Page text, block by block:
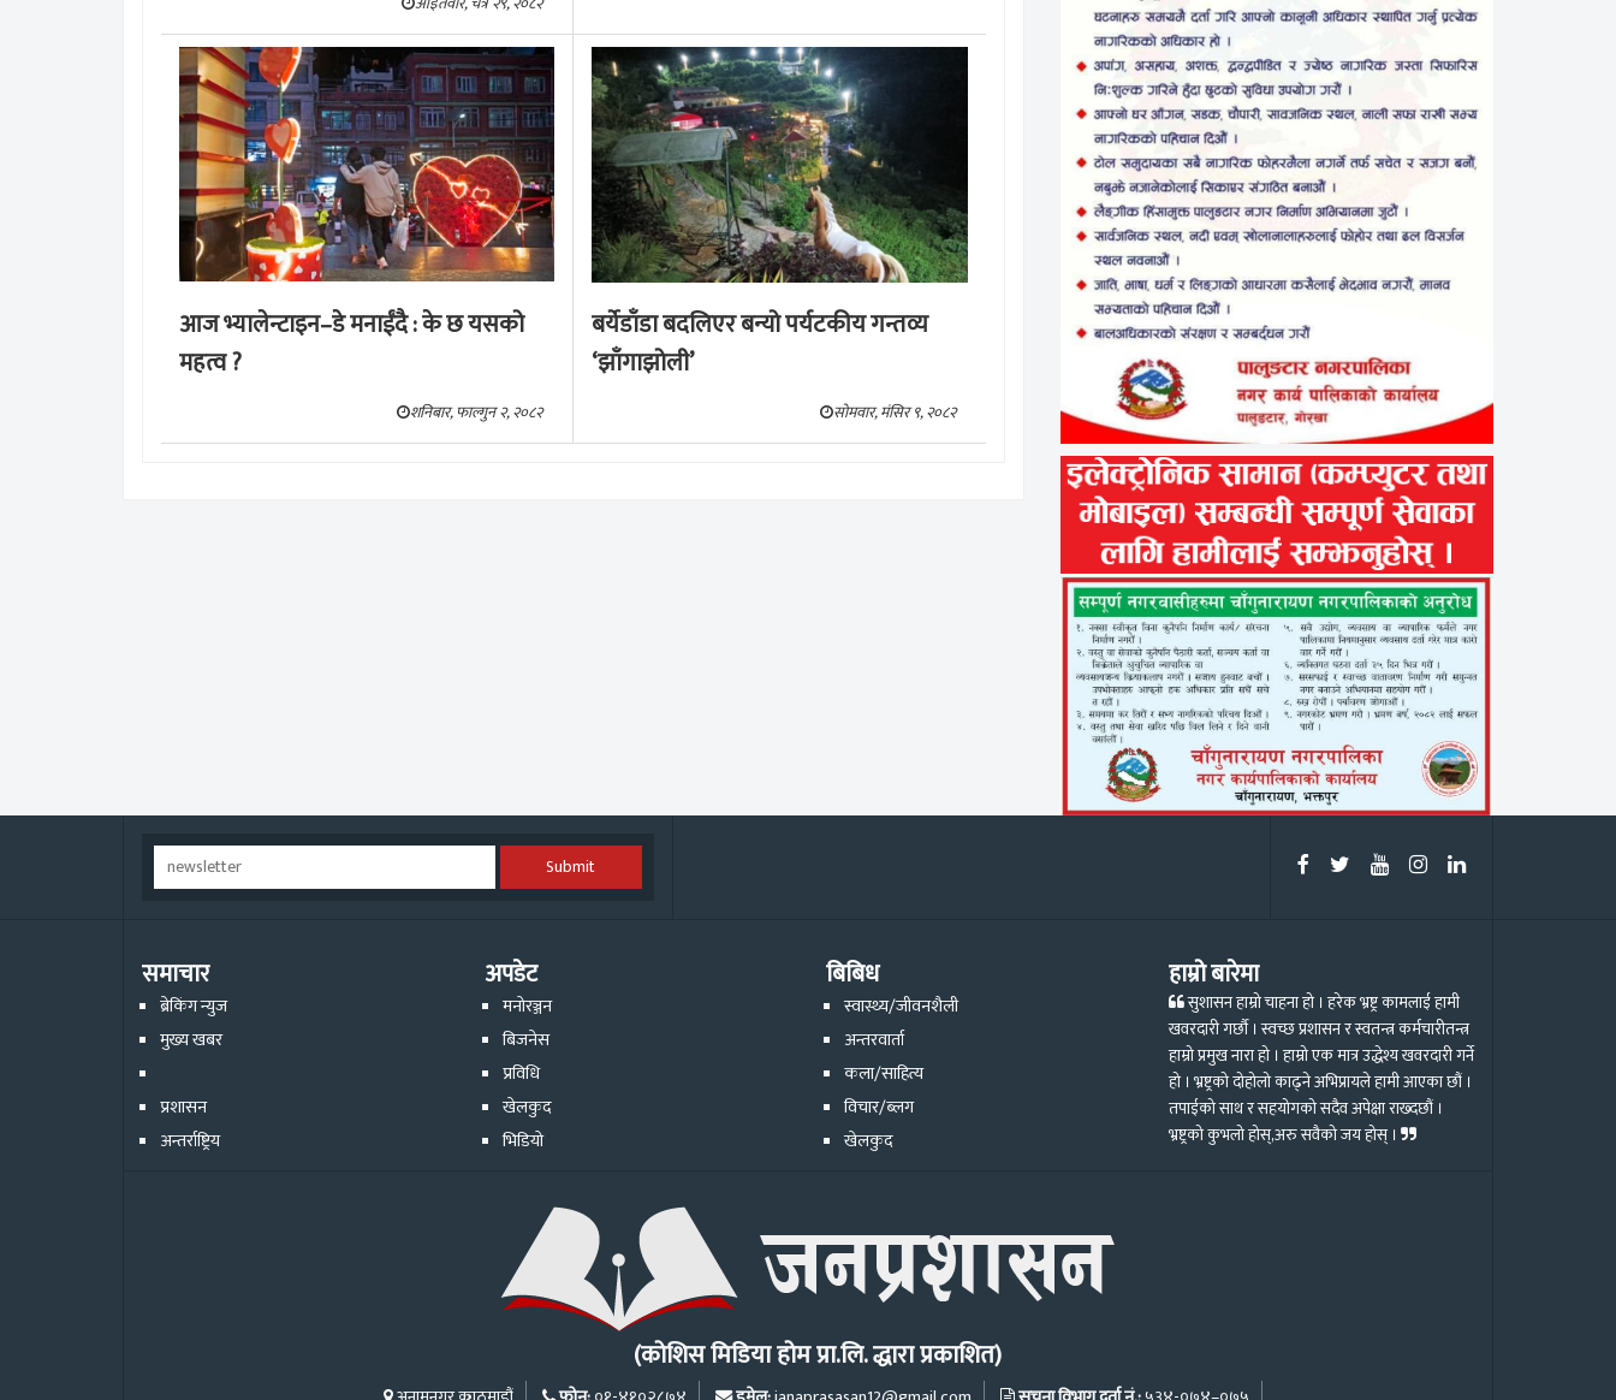
आज भ्यालेन्टाइन–डे मनाईंदै : के छ यसको
महत्व ?
शनिबार, फाल्गुन २, २०८२
बर्येडाँडा बदलिएर बन्यो पर्यटकीय गन्तव्य
‘झाँगाझोली’
सोमवार, मंसिर ९, २०८२
Submit
समाचार
ब्रेकिंग न्युज
मुख्य खबर
प्रशासन
अन्तर्राष्ट्रिय
अपडेट
मनोरञ्जन
बिजनेस
प्रविधि
खेलकुद
भिडियो
बिबिध
स्वास्थ्य/जीवनशैली
अन्तरवार्ता
कला/साहित्य
विचार/ब्लग
खेलकुद
हाम्रो बारेमा
सुशासन हाम्रो चाहना हो । हरेक भ्रष्ट्र कामलाई हामी
खवरदारी गर्छौ । स्वच्छ प्रशासन र स्वतन्त्र कर्मचारीतन्त्र
हाम्रो प्रमुख नारा हो । हाम्रो एक मात्र उद्धेश्य खवरदारी गर्ने
हो । भ्रष्ट्रको दोहोलो काढ्ने अभिप्रायले हामी आएका छौं ।
तपाईको साथ र सहयोगको सदैव अपेक्षा राख्दछौं ।
भ्रष्ट्रको कुभलो होस्,अरु सवैको जय होस् ।
(कोशिस मिडिया होम प्रा.लि. द्धारा प्रकाशित)